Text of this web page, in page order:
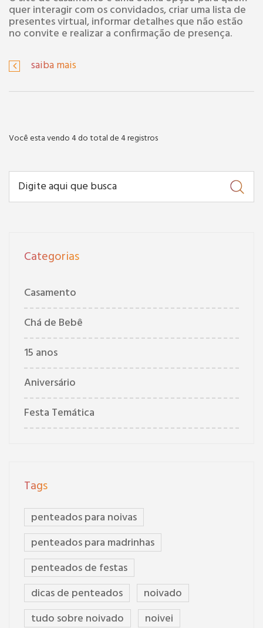
quer interagir com os convidados, criar uma lista de
presentes virtual, informar detalhes que não estão
no convite e realizar a confirmação de presença.
saiba mais
Você esta vendo 4 do total de 4 registros
Categorias
Casamento
Chá de Bebê
15 anos
Aniversário
Festa Temática
Tags
penteados para noivas
penteados para madrinhas
penteados de festas
dicas de penteados
noivado
tudo sobre noivado
noivei